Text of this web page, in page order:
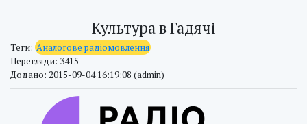
Культура в Гадячі
Теги: Аналогове радіомовлення
Перегляди: 3415
Додано: 2015-09-04 16:19:08 (admin)